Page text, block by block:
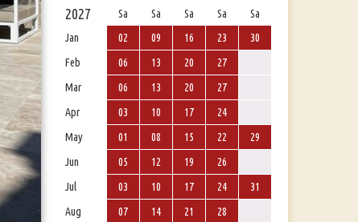
2027 Sa Sa Sa Sa
Sa
Jan
02 09 16 23
30
Feb
06 13 20
27
Mar
06 13 20
27
Apr
03 10 17
24
May
01 08 15 22
29
Jun
05 12 19
26
Jul
03 10 17 24
31
Aug
07 14 21
28